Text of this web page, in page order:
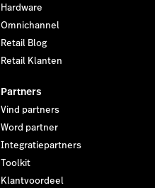
Hardware
Omnichannel
Retail Blog
Retail Klanten
Partners
Vind partners
Word partner
Integratiepartners
Toolkit
Klantvoordeel